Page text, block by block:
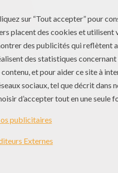
de ton écran. Il ne reste plus
ordinateur (Clique droit >